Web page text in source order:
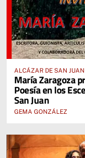
ALCÁZAR DE SAN JUAN
María Zaragoza
Poesía en los
San Juan
GEMA GONZÁLEZ